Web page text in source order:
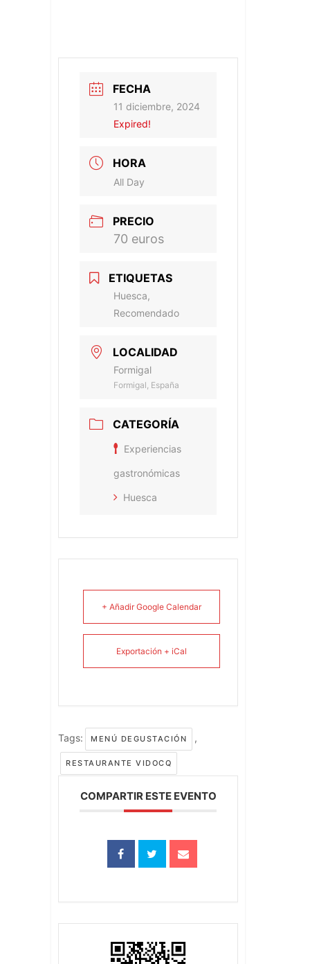
FECHA
11 diciembre, 2024
Expired!
HORA
All Day
PRECIO
70 euros
ETIQUETAS
Huesca,
Recomendado
LOCALIDAD
Formigal
Formigal, España
CATEGORÍA
Experiencias
gastronómicas
Huesca
+ Añadir Google Calendar
Exportación + iCal
Tags: MENÚ DEGUSTACIÓN ,
RESTAURANTE VIDOCQ
COMPARTIR ESTE EVENTO